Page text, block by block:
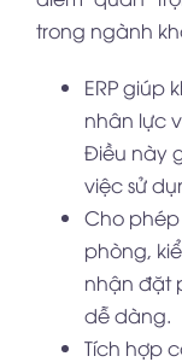
trong ngành
ERP giúp
nhân lực
Điều này
việc sử
Cho
phòng,
nhận đặt
dễ dàng.
Tích hợp